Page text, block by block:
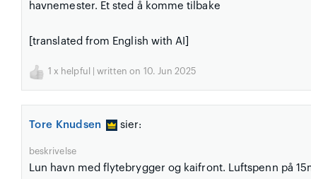
havnemester. Et sted å komme tilbake
[translated from English with AI]
1 x helpful | written on 10. Jun 2025
Tore Knudsen sier:
beskrivelse
Lun havn med flytebrygger og kaifront. Luftspenn på